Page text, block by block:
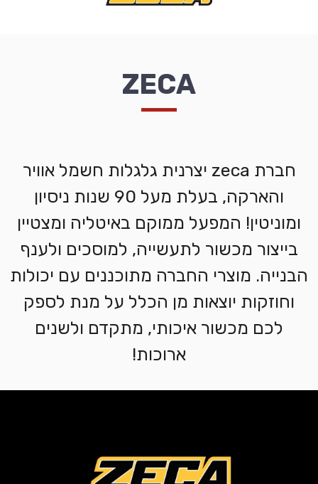
ZECA
חברת zeca יצרנית גלגלות חשמל אוויר
והארקה, בעלת מעל 90 שנות ניסיון
ומוניטין! המפעל ממוקם באיטליה ומצטיין
בייצור מכשור לתעשייה, למוסכים ולענף
הבנייה. מוצרי החברה מתוכננים עם יכולות
וחוזקות יוצאות מן הכלל על מנת לספק
לכם מכשור איכותי, מתקדם ולשנים
ארוכות!